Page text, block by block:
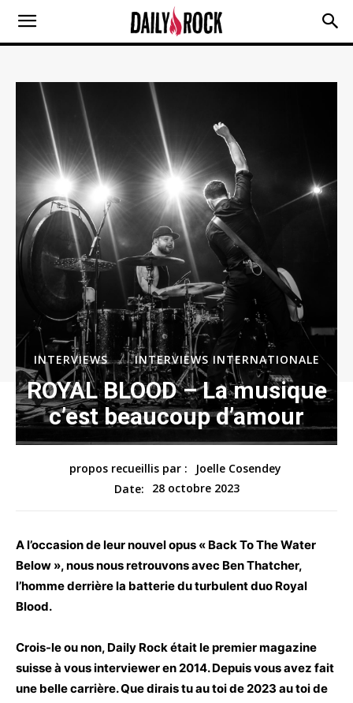
INTERVIEWS INTERVIEWS INTERNATIONALE
ROYAL BLOOD – La musique
c’est beaucoup d’amour
propos recueillis par :
Joelle Cosendey
Date:
28 octobre 2023
A l’occasion de leur nouvel opus « Back To The Water
Below », nous nous retrouvons avec Ben Thatcher,
l’homme derrière la batterie du turbulent duo Royal
Blood.
Crois-le ou non, Daily Rock était le premier magazine
suisse à vous interviewer en 2014. Depuis vous avez fait
une belle carrière. Que dirais tu au toi de 2023 au toi de